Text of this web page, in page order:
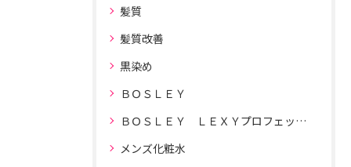
髪質
髪質改善
黒染め
ＢＯＳＬＥＹ
ＢＯＳＬＥＹ ＬＥＸＹプロフェッショナルドライヤー
メンズ化粧水